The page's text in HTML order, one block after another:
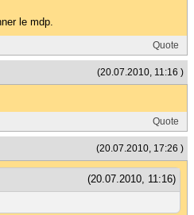
le mdp.
Quote
(20.07.2010, 11:16 )
Quote
(20.07.2010, 17:26 )
(20.07.2010, 11:16)